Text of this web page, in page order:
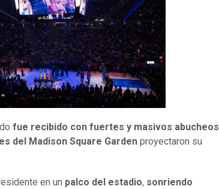
fue recibido con fuertes y masivos abucheos
del Madison Square Garden proyectaron su
en un palco del estadio, sonriendo